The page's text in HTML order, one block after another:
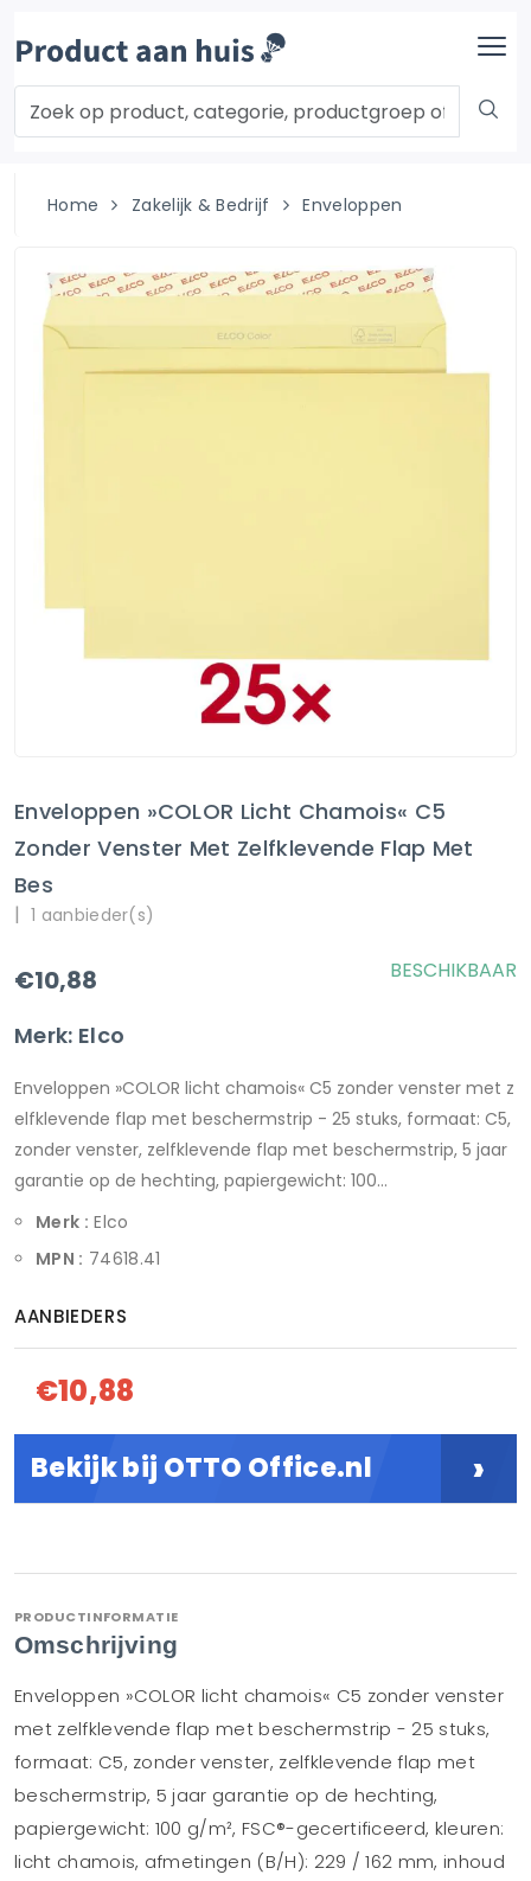
Home Zakelijk & Bedrijf Enveloppen
Enveloppen »COLOR Licht Chamois« C5
Zonder Venster Met Zelfklevende Flap Met
Bes
| 1 aanbieder(s)
€10,88
Merk: Elco
BESCHIKBAAR
Enveloppen »COLOR licht chamois« C5 zonder venster met z
elfklevende flap met beschermstrip - 25 stuks, formaat: C5,
zonder venster, zelfklevende flap met beschermstrip, 5 jaar
garantie op de hechting, papiergewicht: 100...
Merk : Elco
MPN : 74618.41
AANBIEDERS
€10,88
Bekijk bij OTTO Office.nl ›
PRODUCTINFORMATIE
Omschrijving
Enveloppen »COLOR licht chamois« C5 zonder venster
met zelfklevende flap met beschermstrip - 25 stuks,
formaat: C5, zonder venster, zelfklevende flap met
beschermstrip, 5 jaar garantie op de hechting,
papiergewicht: 100 g/m², FSC®-gecertificeerd, kleuren:
licht chamois, afmetingen (B/H): 229 / 162 mm, inhoud